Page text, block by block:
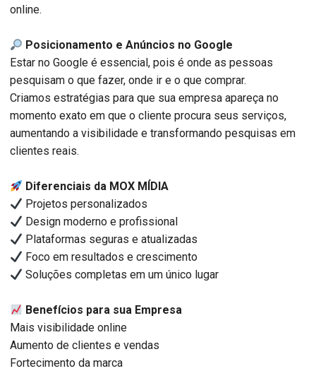
online.
Posicionamento e Anúncios no Google
Estar no Google é essencial, pois é onde as pessoas
pesquisam o que fazer, onde ir e o que comprar.
Criamos estratégias para que sua empresa apareça no
momento exato em que o cliente procura seus serviços,
aumentando a visibilidade e transformando pesquisas em
clientes reais.
Diferenciais da MOX MÍDIA
Projetos personalizados
Design moderno e profissional
Plataformas seguras e atualizadas
Foco em resultados e crescimento
Soluções completas em um único lugar
Benefícios para sua Empresa
Mais visibilidade online
Aumento de clientes e vendas
Fortecimento da marca